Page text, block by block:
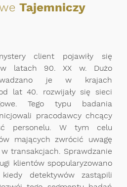
Tajemniczy
client pojawiły się
latach 90. XX w. Dużo
je w krajach
lat 40. rozwijały się sieci
Tego typu badania
pracodawcy chcący
personelu. W tym celu
mających zwrócić uwagę
transakcjach. Sprawdzanie
klientów spopularyzowano
detektywów zastąpili